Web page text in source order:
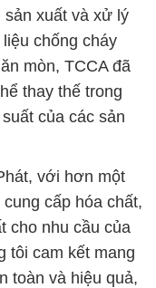
sản xuất và xử lý
chống cháy
mòn, TCCA đã
thay thế trong
của các sản
với hơn một
cấp hóa chất,
cho nhu cầu của
tôi cam kết mang
toàn và hiệu quả,